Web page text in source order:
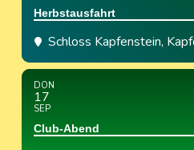
Herbstausfahrt
Schloss Kapfenstein,
DON
17
SEP
Club-Abend